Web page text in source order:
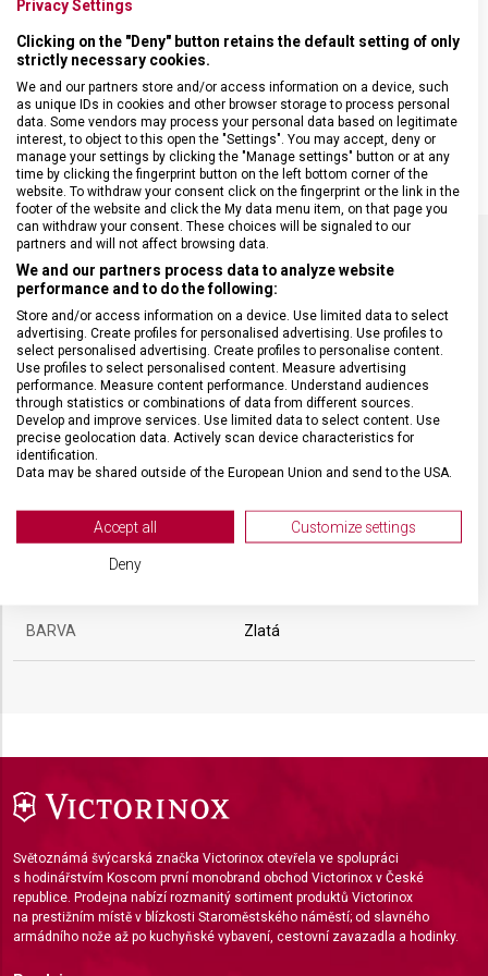
• příčná čepel z nerezové ocele
• ergonomicky tvarovaná rukojeť z hliníku
• rozměry 110 x 65 x 12 milimetrů
• s odstraňovačem bramborových oček
• nevhodné pro mytí v myčce
SPECIFIKACE PRODUKTU
DRUH ZBOŽÍ Kuchyňské vybavení
ZÁRUKA
HMOTNOST 14 g
BARVA Zlatá
Světoznámá švýcarská značka Victorinox otevřela ve spolupráci
s hodinářstvím Koscom první monobrand obchod Victorinox v České
republice. Prodejna nabízí rozmanitý sortiment produktů Victorinox
na prestižním místě v blízkosti Staroměstského náměstí; od slavného
armádního nože až po kuchyňské vybavení, cestovní zavazadla a hodinky.
Privacy Settings
Clicking on the "Deny" button retains the default setting of only
strictly necessary cookies.
We and our partners store and/or access information on a device, such
as unique IDs in cookies and other browser storage to process personal
data. Some vendors may process your personal data based on legitimate
interest, to object to this open the "Settings". You may accept, deny or
manage your settings by clicking the "Manage settings" button or at any
time by clicking the fingerprint button on the left bottom corner of the
website. To withdraw your consent click on the fingerprint or the link in the
footer of the website and click the My data menu item, on that page you
can withdraw your consent. These choices will be signaled to our
partners and will not affect browsing data.
We and our partners process data to analyze website
performance and to do the following:
Store and/or access information on a device. Use limited data to select
advertising. Create profiles for personalised advertising. Use profiles to
select personalised advertising. Create profiles to personalise content.
Use profiles to select personalised content. Measure advertising
performance. Measure content performance. Understand audiences
through statistics or combinations of data from different sources.
Develop and improve services. Use limited data to select content. Use
precise geolocation data. Actively scan device characteristics for
identification.
Data may be shared outside of the European Union and send to the USA.
View Partner List (2 IAB Vendors)
We use your data for the following purposes:
Use limited data to select advertising
Create profiles to personalise content
Use profiles to select personalised content
Measure advertising performance
Measure content performance
Accept all Customize settings
Deny